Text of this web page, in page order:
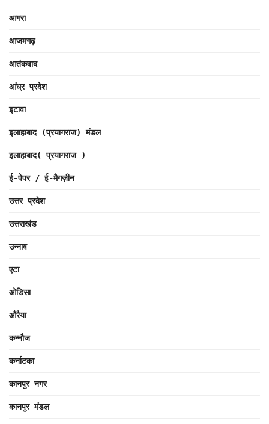
आगरा
आजमगढ़
आतंकवाद
आंध्र प्रदेश
इटावा
इलाहाबाद (प्रयागराज) मंडल
इलाहाबाद( प्रयागराज )
ई-पेपर / ई-मैगज़ीन
उत्तर प्रदेश
उत्तराखंड
उन्नाव
एटा
ओडिसा
औरैया
कन्नौज
कर्नाटका
कानपुर नगर
कानपुर मंडल